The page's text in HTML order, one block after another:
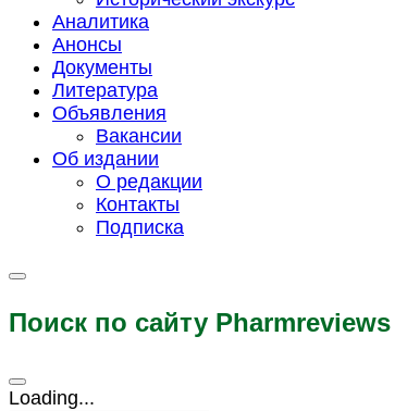
Аналитика
Анонсы
Документы
Литература
Объявления
Вакансии
Об издании
О редакции
Контакты
Подписка
Поиск по сайту Pharmreviews
Loading...